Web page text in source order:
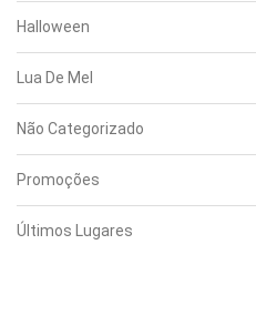
Halloween
Lua De Mel
Não Categorizado
Promoções
Últimos Lugares